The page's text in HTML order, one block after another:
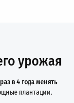
урожая
в 4 года менять
плантации.